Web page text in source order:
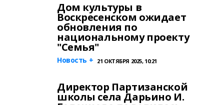
Дом культуры в
Воскресенском ожидает
обновления по
национальному проекту
"Семья"
Новость + 21 ОКТЯБРЯ 2025, 10:21
Директор Партизанской
школы села Дарьино И.